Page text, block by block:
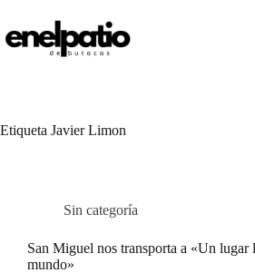
contenido
Etiqueta Javier Limon
Sin categoría
San Miguel nos transporta a «Un lugar
mundo»